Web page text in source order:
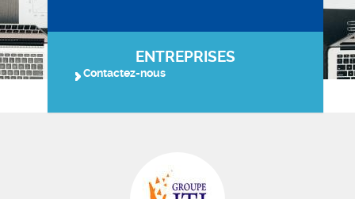
ENTREPRISES
Contactez-nous